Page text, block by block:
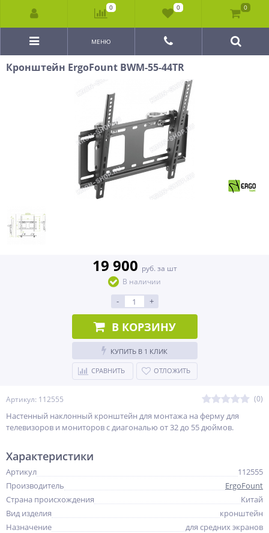
МЕНЮ
Кронштейн ErgoFount BWM-55-44TR
Артикул: 112555 (0)
Настенный наклонный кронштейн для монтажа на ферму для
телевизоров и мониторов с диагональю от 32 до 55 дюймов.
19 900 руб. за шт
В наличии
- +
В КОРЗИНУ
КУПИТЬ В 1 КЛИК
СРАВНИТЬ ОТЛОЖИТЬ
Характеристики
Артикул
112555
Производитель
ErgoFount
Страна происхождения
Китай
Вид изделия
кронштейн
Назначение
для средних экранов
0 0 0